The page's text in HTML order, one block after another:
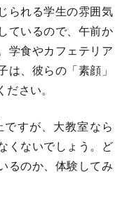
られる学生の雰囲気
ているので、午前か
学食やカフェテリア
は、彼らの「素顔」
さい。
すが、大教室なら
くないでしょう。ど
るのか、体験してみ